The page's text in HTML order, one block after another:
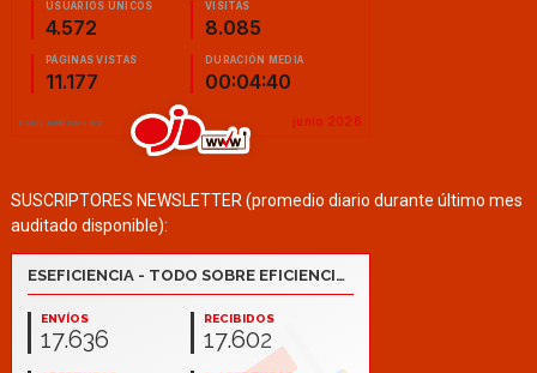
SUSCRIPTORES NEWSLETTER (promedio diario durante último mes
auditado disponible):